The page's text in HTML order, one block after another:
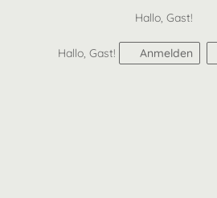
Hallo, Gast!
Hallo, Gast! Anmelden